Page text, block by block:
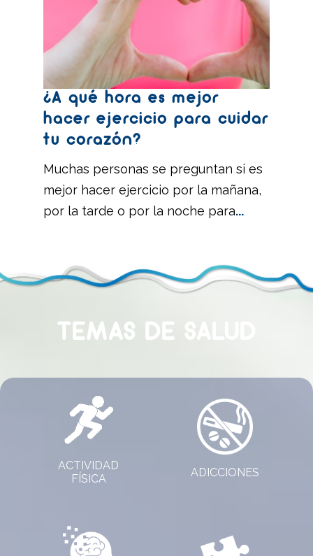
¿A qué hora es mejor
hacer ejercicio para cuidar
tu corazón?
Muchas personas se preguntan si es
mejor hacer ejercicio por la mañana,
por la tarde o por la noche para...
TEMAS DE SALUD
ACTIVIDAD
FÍSICA
ADICCIONES